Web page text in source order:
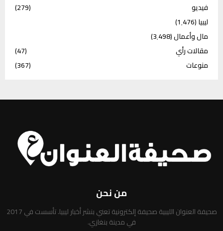
فيديو
(279)
ليبيا(1٬476)
مال وأعمال(3٬498)
مقالات رأي
(47)
منوعات
(367)
من نحن
صحيفة العنوان الليبية صحيفة إلكترونية تعني بنشر أخبار ليبيا. تأسست في 2017
في مدينة بنغازي.